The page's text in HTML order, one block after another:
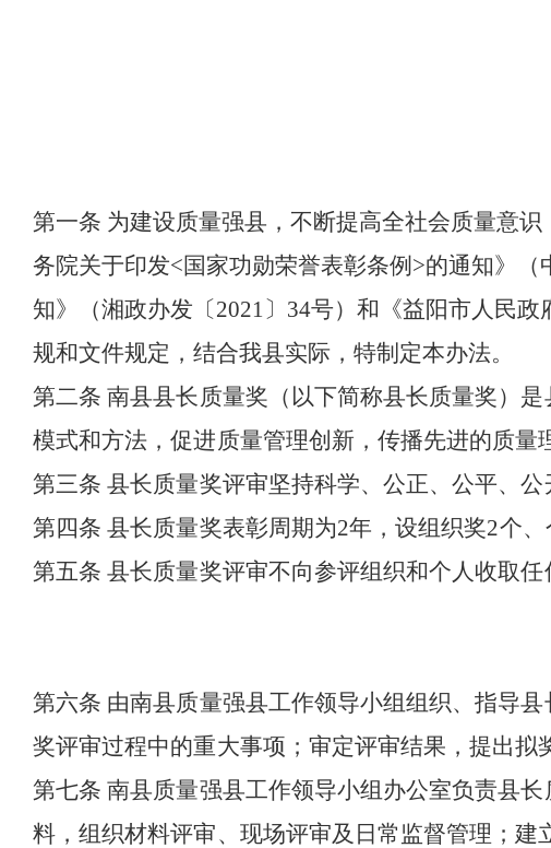
第一条 为建设质量强县，不断提高全社会质量意
务院关于印发<国家功勋荣誉表彰条例 >的通知》（
知》（湘政办发〔2021〕 34号）和《益阳市人民政
规和文件规定，结合我县实际，特制定本办法。
第二条 南县县长质量奖（以下简称县长质量奖）
模式和方法，促进质量管理创新，传播先进的质量
第三条 县长质量奖评审坚持科学、公正、公平、
第四条 县长质量奖表彰周期为2年，设组织奖2个、
第五条 县长质量奖评审不向参评组织和个人收取
第六条 由南县质量强县工作领导小组组织、指导
奖评审过程中的重大事项；审定评审结果，提出拟
第七条 南县质量强县工作领导小组办公室负责县
料，组织材料评审、现场评审及日常监督管理；